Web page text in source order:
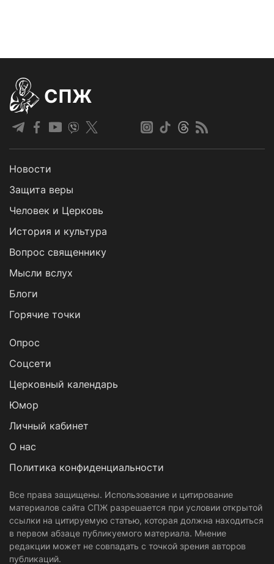
СПЖ
Новости
Защита веры
Человек и Церковь
История и культура
Вопрос священнику
Мысли вслух
Блоги
Горячие точки
Опрос
Cоцсети
Церковный календарь
Юмор
Личный кабинет
О нас
Политика конфиденциальности
Все права защищены. Использование и цитирование
материалов сайта СПЖ разрешается при условии открытой
ссылки на цитируемую статью, которая должна находиться
в первом абзаце публикуемого материала. Мнение
редакции может не совпадать с точкой зрения авторов
публикаций.